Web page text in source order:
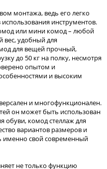
монтажа, ведь его легко
инструментов.
или мини комод – любой
удобный для
для вещей прочный,
до 50 кг на полку, несмотря
опытом и
и высоким
и многофункционален.
он может быть использован
обуви, комод стеллаж для
вариантов размеров и
именно свой современный
не только функцию